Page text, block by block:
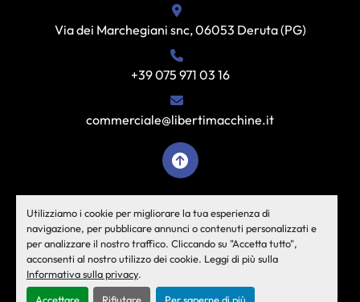
Utilizziamo i cookie per migliorare la tua esperienza di
navigazione, per pubblicare annunci o contenuti personalizzati e
per analizzare il nostro traffico. Cliccando su "Accetta tutto",
acconsenti al nostro utilizzo dei cookie. Leggi di più sulla
Informativa sulla privacy.
Via dei Marchegiani snc, 06053 Deruta (PG)
+39 075 971 03 16
commerciale@libertimacchine.it
facebook
instagram
youtube
Personalizza le preferenze sui Cookies
Machinio System